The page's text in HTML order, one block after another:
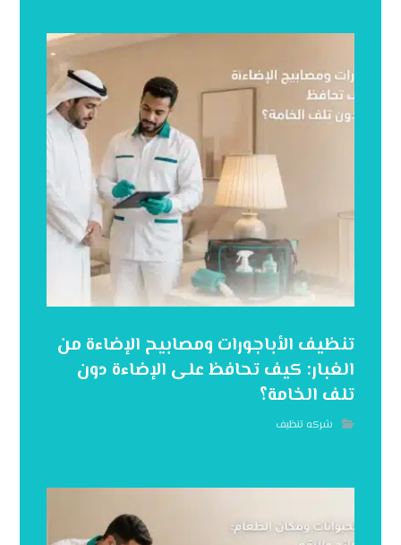
تنظيف الأباجورات ومصابيح الإضاءة من
الغبار: كيف تحافظ على الإضاءة دون
تلف الخامة؟
شركه تنظيف